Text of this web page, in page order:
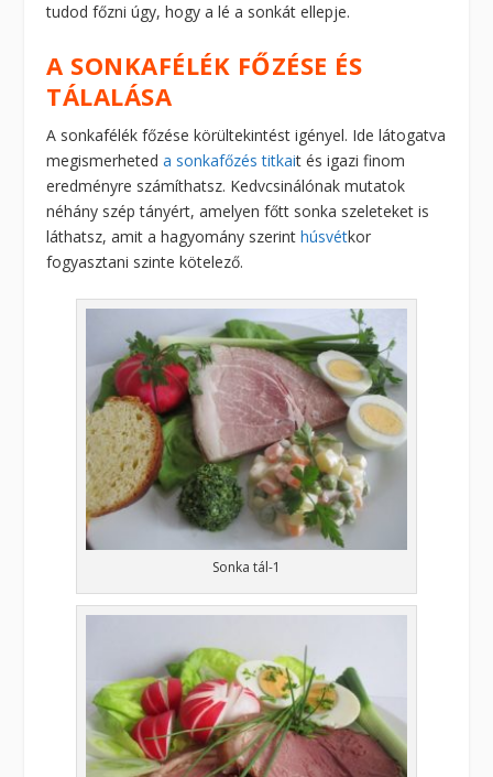
tudod főzni úgy, hogy a lé a sonkát ellepje.
A SONKAFÉLÉK FŐZÉSE ÉS
TÁLALÁSA
A sonkafélék főzése körültekintést igényel. Ide látogatva
megismerheteda sonkafőzés titkait és igazi finom
eredményre számíthatsz. Kedvcsinálónak mutatok
néhány szép tányért, amelyen főtt sonka szeleteket is
láthatsz, amit a hagyomány szerinthúsvétkor
fogyasztani szinte kötelező.
Sonka tál-1